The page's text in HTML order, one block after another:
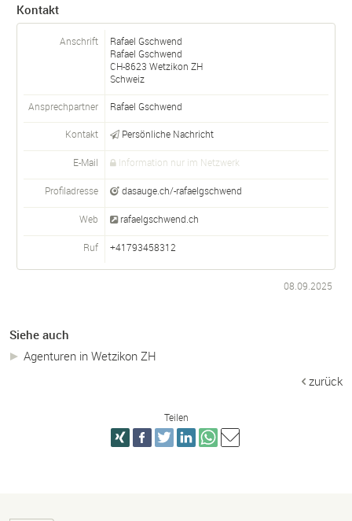
Kontakt
Anschrift
Rafael Gschwend
Rafael Gschwend
CH-8623 Wetzikon ZH
Schweiz
Ansprechpartner Rafael Gschwend
Kontakt Persönliche Nachricht
E-Mail Information nur im Netzwerk
Profiladresse dasauge.ch/-rafaelgschwend
Web rafaelgschwend.ch
Ruf +41793458312
08.09.2025
Siehe auch
Agenturen in Wetzikon ZH
zurück
Teilen